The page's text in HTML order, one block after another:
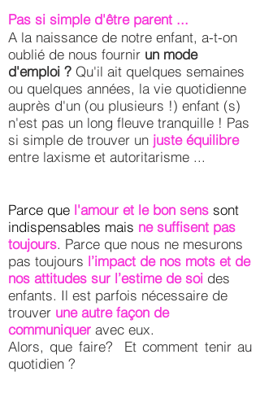
Pas si simple d'être parent ...
A la naissance de notre enfant, a-t-on
oublié de nous fournir un mode
d'emploi ? Qu'il ait quelques semaines
ou quelques années, la vie quotidienne
auprès d'un (ou plusieurs !) enfant (s)
n'est pas un long fleuve tranquille ! Pas
si simple de trouver un juste équilibre
entre laxisme et autoritarisme ...
Parce que l'amour et le bon sens sont
indispensables mais ne suffisent pas
toujours. Parce que nous ne mesurons
pas toujours l’impact de nos mots et de
nos attitudes sur l’estime de soi des
enfants. Il est parfois nécessaire de
trouver une autre façon de
communiquer avec eux.
Alors, que faire? Et comment tenir au
quotidien ?